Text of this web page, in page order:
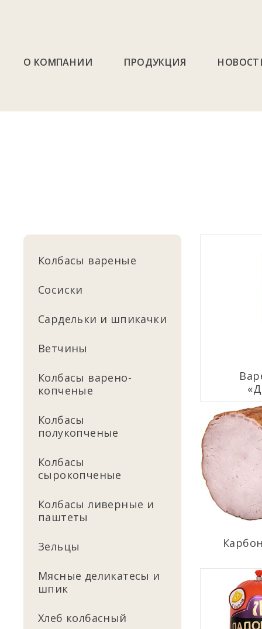
О КОМПАНИИ ПРОДУКЦИЯ
Колбасы вареные
Сосиски
Сардельки и шпикачки
Ветчины
Колбасы варено-
копченые
Колбасы
полукопченые
Колбасы
сырокопченые
Колбасы ливерные и
паштеты
Зельцы
Мясные деликатесы и
шпик
Хлеб колбасный